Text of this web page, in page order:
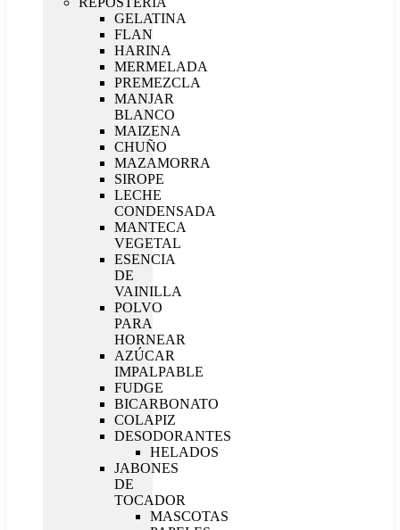
GELATINA
FLAN
HARINA
MERMELADA
PREMEZCLA
MANJAR
BLANCO
MAIZENA
CHUÑO
MAZAMORRA
SIROPE
LECHE
CONDENSADA
MANTECA
VEGETAL
ESENCIA
DE
VAINILLA
POLVO
PARA
HORNEAR
AZÚCAR
IMPALPABLE
FUDGE
BICARBONATO
COLAPIZ
DESODORANTES
HELADOS
JABONES
DE
TOCADOR
MASCOTAS